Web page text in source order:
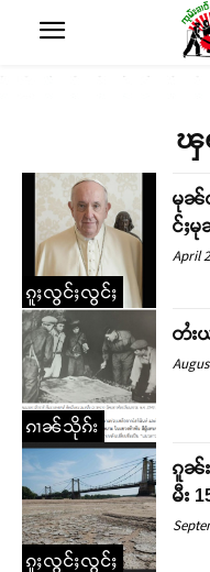
ၾ
ၵူႈလွင်ႈလွင်ႈ
မုၼ်
င်ႈ
April
ၵၢၼ်သိုၵ်း
တႆး
ၵူႈလွင်ႈလွင်ႈ
ၵူၼ်
မီး